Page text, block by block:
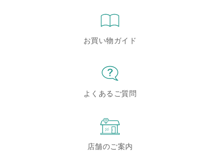
お買い物ガイド
よくあるご質問
店舗のご案内